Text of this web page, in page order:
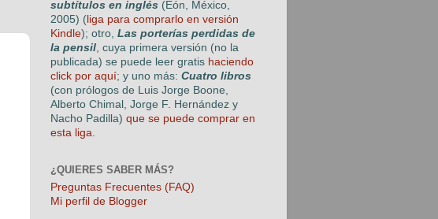
subtítulos en inglés (Eón, México,
2005) ( liga para comprarlo en versión
Kindle); otro, Las porterías perdidas de
la pensil , cuya primera versión (no la
publicada) se puede leer gratis haciendo
click por aquí; y uno más: Cuatro libros
(con prólogos de Luis Jorge Boone,
Alberto Chimal, Jorge F. Hernández y
Nacho Padilla) que se puede comprar en
esta liga
¿QUIERES SABER MÁS?
Preguntas Frecuentes (FAQ)
Mi perfil de Blogger